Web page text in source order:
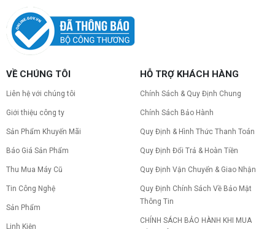
Tình trạng PC gaming nóng quạt kêu to khiến
máy giật lag, giảm tuổi thọ? Tìm hiểu ngay
nguyên nhân và cách khắc phục hiệu quả để máy
ra mắt: Nhanh, Mạnh, Giá tốt
CPU AMD Ryzen 7 7700X3D chính thức ra mắt
với công nghệ 3D V-Cache đỉnh cao, mang lại
hiệu năng chơi game vượt trội. Khám phá chi tiết
10 Nguyên nhân khiến PC gaming bị tụt
FPS thường gặp
10 nguyên nhân khiến máy tụt FPS khi chơi game
Nguyễn Thắng.
NVIDIA Hoãn Ra Mắt Dòng RTX 50
SUPER: Card Đã Tới Tay Đối Tác Nhưng
VỀ CHÚNG TÔI
Liên hệ với chúng tôi
Giới thiệu công ty
Sản Phẩm Khuyến Mãi
Báo Giá Sản Phẩm
Thu Mua Máy Cũ
Tin Công Nghệ
Sản Phẩm
Linh Kiện
HỖ TRỢ KHÁCH HÀNG
Chính Sách & Quy Định Chung
Chính Sách Bảo Hành
Quy Định & Hình Thức Thanh Toán
Quy Định Đổi Trả & Hoàn Tiền
Quy Định Vận Chuyển & Giao Nhận
Quy Định Chính Sách Về Bảo Mật
Thông Tin
CHÍNH SÁCH BẢO HÀNH KHI MUA